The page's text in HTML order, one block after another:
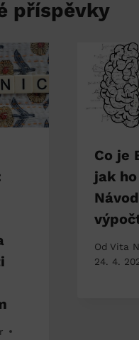
příspěvky
Co je
jak
Od Vita
24. 4.